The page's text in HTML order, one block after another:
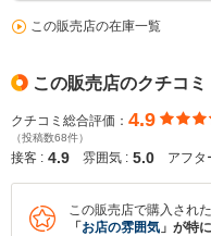
この販売店の在庫一覧
この販売店のクチコミ
クチコミ総合評価： 4.9
（投稿数68件）
接客 : 4.9 雰囲気 : 5.0 アフタ
この販売店で購入され
「 お店の雰囲気 」が特